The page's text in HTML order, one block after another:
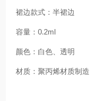
裙边款式：半裙边
容量：0.2ml
颜色：白色、透明
材质：聚丙烯材质制造